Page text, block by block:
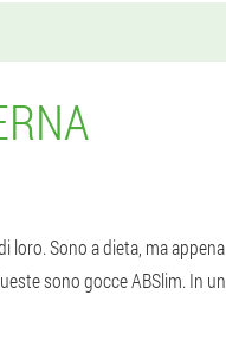
loro. Sono a dieta, ma appena
sono gocce ABSlim. In un